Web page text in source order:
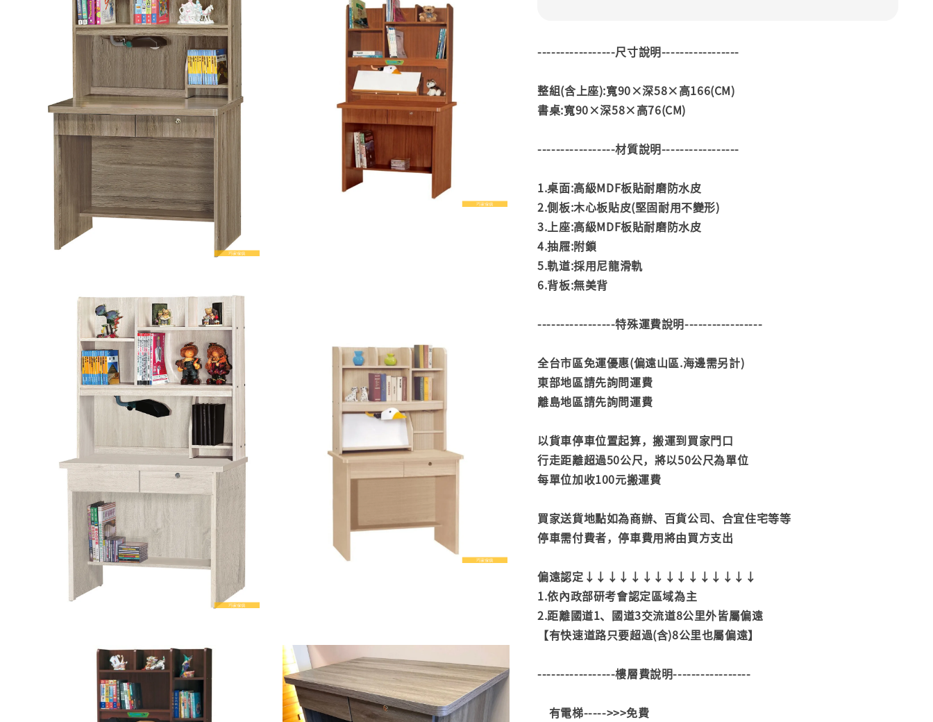
-----------------尺寸說明-----------------
整組(含上座):寬90×深58×高166(CM)
書桌:寬90×深58×高76(CM)
-----------------材質說明-----------------
1.桌面:高級MDF板貼耐磨防水皮
2.側板:木心板貼皮(堅固耐用不變形)
3.上座:高級MDF板貼耐磨防水皮
4.抽屜:附鎖
5.軌道:採用尼龍滑軌
6.背板:無美背
-----------------特殊運費說明-----------------
全台市區免運優惠(偏遠山區.海邊需另計)
東部地區請先詢問運費
離島地區請先詢問運費
以貨車停車位置起算，搬運到買家門口
行走距離超過50公尺，將以50公尺為單位
每單位加收100元搬運費
買家送貨地點如為商辦、百貨公司、合宜住宅等等
停車需付費者，停車費用將由買方支出
偏遠認定↓↓↓↓↓↓↓↓↓↓↓↓↓↓↓
1.依內政部研考會認定區域為主
2.距離國道1、國道3交流道8公里外皆屬偏遠
【有快速道路只要超過(含)8公里也屬偏遠】
-----------------樓層費說明-----------------
有電梯----->>>免費